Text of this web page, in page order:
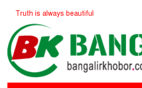
always beautiful